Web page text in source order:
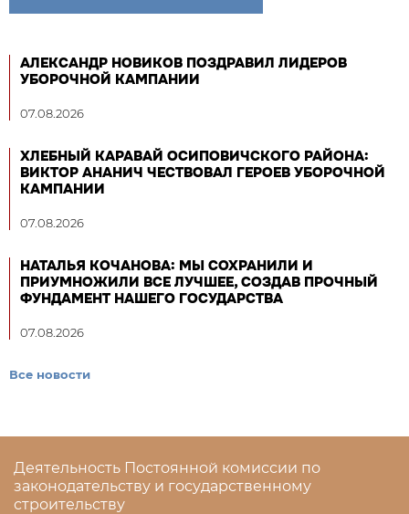
АЛЕКСАНДР НОВИКОВ ПОЗДРАВИЛ ЛИДЕРОВ
УБОРОЧНОЙ КАМПАНИИ
07.08.2026
ХЛЕБНЫЙ КАРАВАЙ ОСИПОВИЧСКОГО РАЙОНА:
ВИКТОР АНАНИЧ ЧЕСТВОВАЛ ГЕРОЕВ УБОРОЧНОЙ
КАМПАНИИ
07.08.2026
НАТАЛЬЯ КОЧАНОВА: МЫ СОХРАНИЛИ И
ПРИУМНОЖИЛИ ВСЕ ЛУЧШЕЕ, СОЗДАВ ПРОЧНЫЙ
ФУНДАМЕНТ НАШЕГО ГОСУДАРСТВА
07.08.2026
Все новости
Деятельность Постоянной комиссии по
законодательству и государственному
строительству